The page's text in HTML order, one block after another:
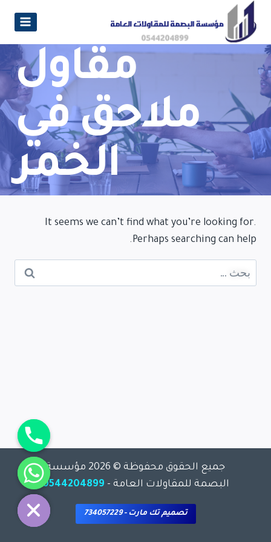
مقاول
ملاحق في
الخمر
It seems we can’t find what you’re looking for.
Perhaps searching can help.
جميع الحقوق محفوظة © 2026 مؤسسة
البصمة للمقاولات العامة - 0544204899
تصميم تك مارت - 734057229
Hide
chaty